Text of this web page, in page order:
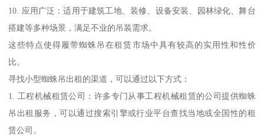
10. 应用广泛：适用于建筑工地、装修、设备安装、园林绿化、舞台
搭建等多种场景，满足不业的吊装需求。
这些特点使得履带蜘蛛吊在租赁市场中具有较高的实用性和性价
比。
寻找小型蜘蛛吊出租的渠道，可以通过以下方式：
1. 工程机械租赁公司：许多专门从事工程机械租赁的公司提供蜘蛛
吊出租服务，可以通过搜索引擎或行业平台查找当地或全国性的租
赁公司。